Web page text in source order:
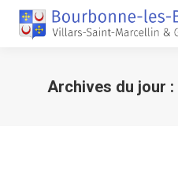
Archives du jour :